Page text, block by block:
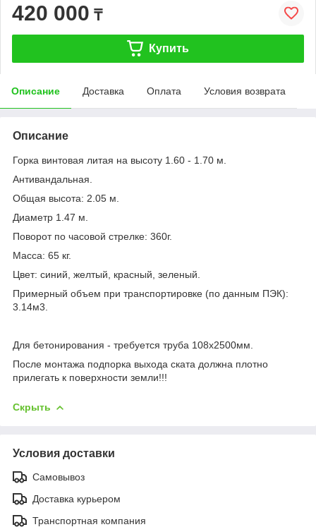
420 000 ₸
Купить
Описание Доставка Оплата Условия возврата
Описание
Горка винтовая литая на высоту 1.60 - 1.70 м.
Антивандальная.
Общая высота: 2.05 м.
Диаметр 1.47 м.
Поворот по часовой стрелке: 360г.
Масса: 65 кг.
Цвет: синий, желтый, красный, зеленый.
Примерный объем при транспортировке (по данным ПЭК):
3.14м3
Для бетонирования - требуется труба 108х2500мм.
После монтажа подпорка выхода ската должна плотно
прилегать к поверхности земли!!!
Скрыть
Условия доставки
Самовывоз
Доставка курьером
Транспортная компания